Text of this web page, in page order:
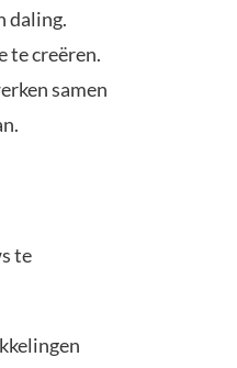
daling.
te creëren.
samen
te